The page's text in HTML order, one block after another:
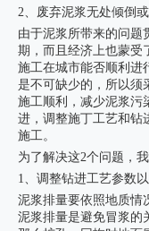
2、废弃泥浆无处倾倒或
由于泥浆所带来的问题
期，而且经济上也蒙受
施工在城市能否顺利进
是不可缺少的，所以须
施工顺利，减少泥浆污
进，调整施丁工艺和钻
施工。
为了解决这2个问题，
1、调整钻进工艺参数
泥浆排量要依照地质情
泥浆排量是避免冒浆的